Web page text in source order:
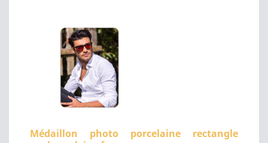
Médaillon photo porcelaine rectangle